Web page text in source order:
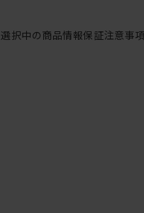
選択中の商品情報保証注意事項